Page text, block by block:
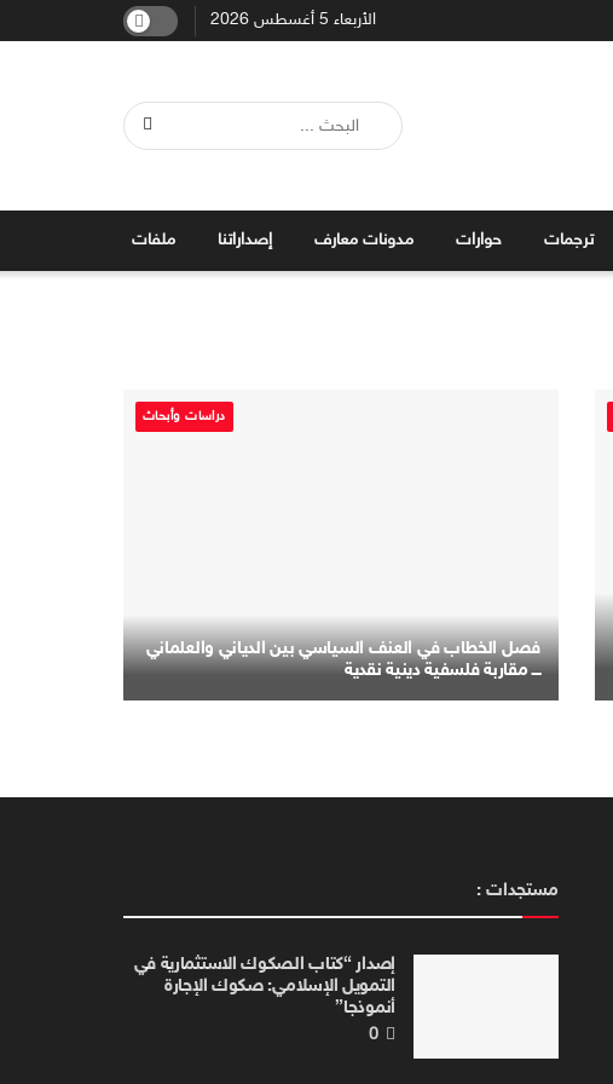
الأربعاء 5 أغسطس 2026
ترجمات حوارات مدونات معارف إصداراتنا ملفات
دراسات وأبحاث
فصل الخطاب في العنف السياسي بين الدياني والعلماني
ــــ مقاربة فلسفية دينية نقدية
مستجدات :
إصدار “كتاب الصكوك الاستثمارية في
التمويل الإسلامي: صكوك الإجارة
أنموذجا”